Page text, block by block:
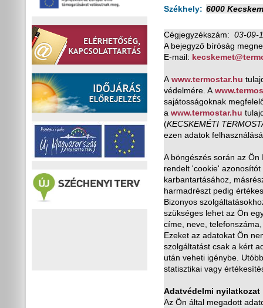
Székhely: 6000
Cégjegyzékszám: 03-09-
A bejegyző bíróság
E-mail:
A www.termostar.hu
védelmére. A
sajátosságoknak megfelel
a www.termostar.hu
(KECSKEMÉTI
ezen adatok
A böngészés során az
rendelt 'cookie'
karbantartásához,
harmadrészt pedig
Bizonyos
szükséges lehet az Ön
címe, neve, telefonszáma,
Ezeket az adatokat Ön
szolgáltatást csak a kért
után veheti igénybe.
statisztikai vagy
Adatvédelmi nyilatkozat
Az Ön által megadott